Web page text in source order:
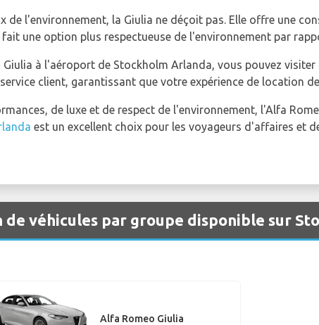
de l'environnement, la Giulia ne déçoit pas. Elle offre une
une option plus respectueuse de l'environnement par
Giulia à l'aéroport de Stockholm Arlanda, vous pouvez visiter
client, garantissant que votre expérience de location
de luxe et de respect de l'environnement, l'Alfa
est un excellent choix pour les voyageurs d'affaires et
de véhicules par groupe disponible sur
Alfa Romeo Giulia